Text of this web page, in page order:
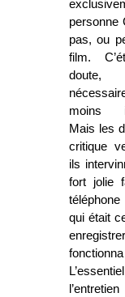
personne
pas, ou
film.
moins
Mais les
critique
ils
fort jolie
qui était